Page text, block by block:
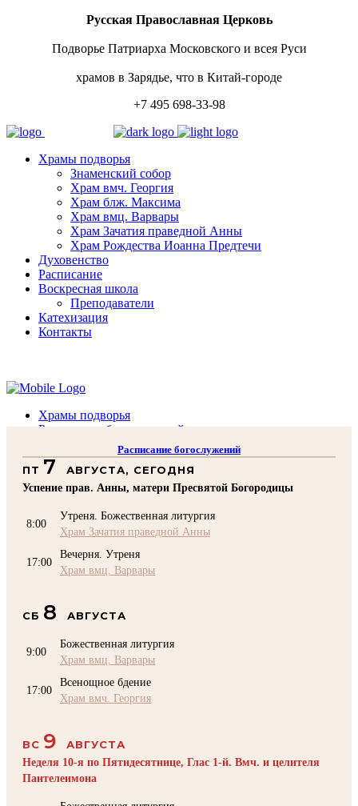
Русская Православная Церковь
Подворье Патриарха Московского и всея Руси
храмов в Зарядье, что в Китай-городе
+7 495 698-33-98
Храмы подворья
Знаменский собор
Храм вмч. Георгия
Храм блж. Максима
Храм вмц. Варвары
Храм Зачатия праведной Анны
Храм Рождества Иоанна Предтечи
Духовенство
Расписание
Воскресная школа
Преподаватели
Катехизация
Контакты
Храмы подворья
Расписание богослужений
Воскресная школа
Преподаватели Воскресной школы
Катехизация
Помочь Подворью
Расписание богослужений
ПТ 7 АВГУСТА, СЕГОДНЯ
Успение прав. Анны, матери Пресвятой Богородицы
8:00
Утреня. Божественная литургия
Храм Зачатия праведной Анны
17:00
Вечерня. Утреня
Храм вмц. Варвары
СБ 8 АВГУСТА
9:00
Божественная литургия
Храм вмц. Варвары
17:00
Всенощное бдение
Храм вмч. Георгия
ВС 9
АВГУСТА
Неделя 10-я по Пятидесятнице, Глас 1-й. Вмч. и целителя
Пантелеимона